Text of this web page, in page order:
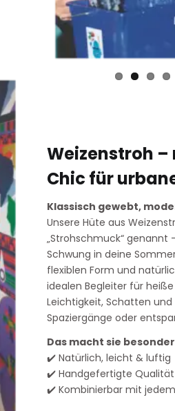
Weizenstroh
Chic für
Klassisch gewebt,
Unsere Hüte aus
„Strohschmuck“ genannt
Schwung in deine
flexiblen Form und
idealen Begleiter für
Leichtigkeit, Schatten
Spaziergänge oder
Das macht sie
✔️ Natürlich, leicht & luftig
✔️ Handgefertigte
✔️ Kombinierbar mit